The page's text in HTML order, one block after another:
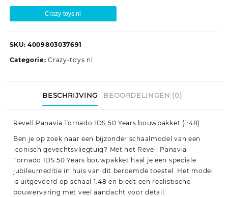
Crazy-toys.nl
SKU: 4009803037691
Categorie:Crazy-toys.nl
BESCHRIJVING BEOORDELINGEN (0)
Revell Panavia Tornado IDS 50 Years bouwpakket (1:48)
Ben je op zoek naar een bijzonder schaalmodel van een
iconisch gevechtsvliegtuig? Met het Revell Panavia
Tornado IDS 50 Years bouwpakket haal je een speciale
jubileumeditie in huis van dit beroemde toestel. Het model
is uitgevoerd op schaal 1:48 en biedt een realistische
bouwervaring met veel aandacht voor detail.